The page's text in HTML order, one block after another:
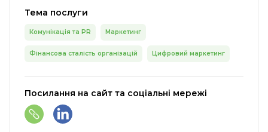
Тема послуги
Комунікація та PR Маркетинг
Фінансова сталість організацій Цифровий маркетинг
Посилання на сайт та соціальні мережі